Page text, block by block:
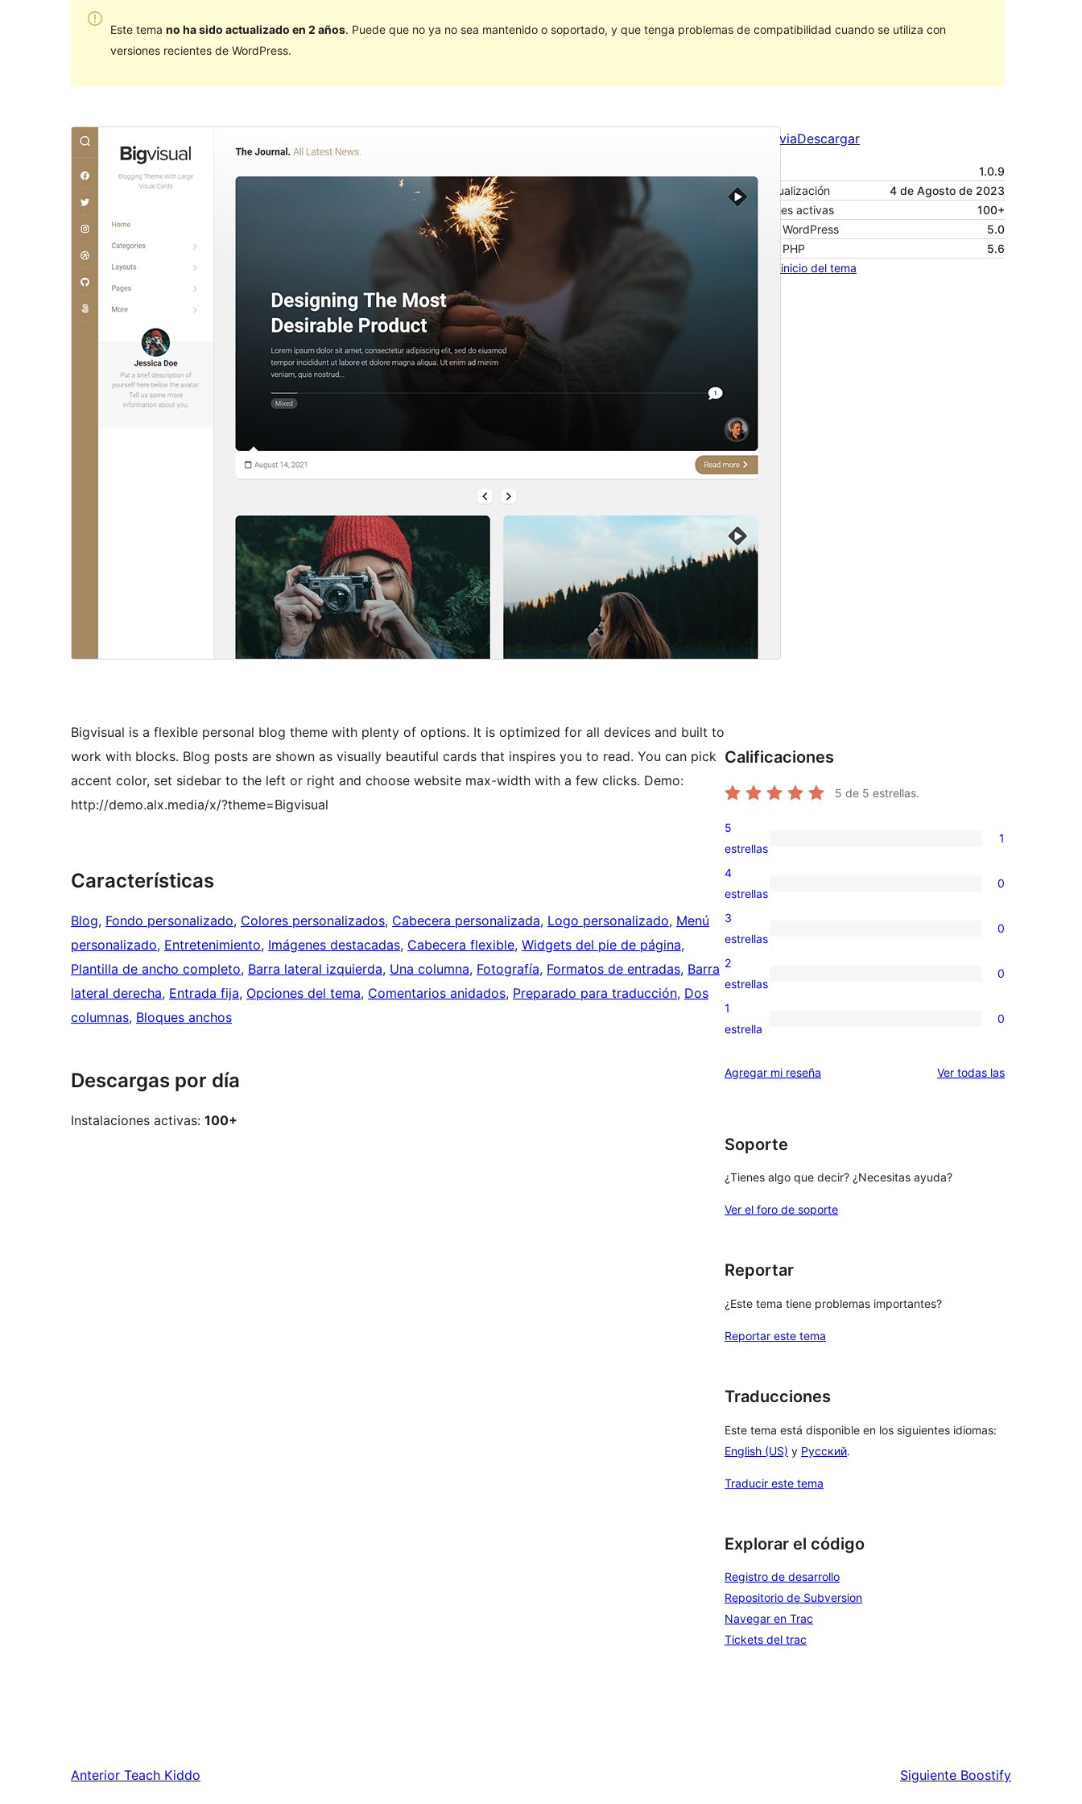
Este tema no ha sido actualizado en 2 años. Puede que no ya no sea mantenido o soportado, y que tenga problemas de compatibilidad cuando se utiliza con
versiones recientes de WordPress.
Vista PreviaDescargar
1.0.9
Última actualización
4 de Agosto de 2023
Instalaciones activas
100+
Versión de WordPress
5.0
Versión de PHP
5.6
Página de inicio del tema
Bigvisual is a flexible personal blog theme with plenty of options. It is optimized for all devices and built to
work with blocks. Blog posts are shown as visually beautiful cards that inspires you to read. You can pick
accent color, set sidebar to the left or right and choose website max-width with a few clicks. Demo:
http://demo.alx.media/x/?theme=Bigvisual
Características
Blog, Fondo personalizado, Colores personalizados, Cabecera personalizada, Logo personalizado, Menú
personalizado, Entretenimiento, Imágenes destacadas, Cabecera flexible, Widgets del pie de página
Plantilla de ancho completo, Barra lateral izquierda, Una columna, Fotografía, Formatos de entradas, Barra
lateral derecha, Entrada fija, Opciones del tema, Comentarios anidados, Preparado para traducción, Dos
columnas, Bloques anchos
Descargas por día
Instalaciones activas: 100+
Calificaciones
5 de 5 estrellas.
1
valoración
de
5
estrellas
1
0
valoraciones
de
4
estrellas
0
0
valoraciones
de
3
estrellas
0
0
valoraciones
de
estrellas
2
estrellas
0
0
de
1
estrella
0
Agregar mi reseña Ver todas lasreseñas
Soporte
¿Tienes algo que decir? ¿Necesitas ayuda?
Ver el foro de soporte
Reportar
¿Este tema tiene problemas importantes?
Reportar este tema
Traducciones
Este tema está disponible en los siguientes idiomas:
English (US) y Русский.
Traducir este tema
Explorar el código
Registro de desarrollo
Repositorio de Subversion
Navegar en Trac
Tickets del trac
Anterior Teach Kiddo Siguiente Boostify